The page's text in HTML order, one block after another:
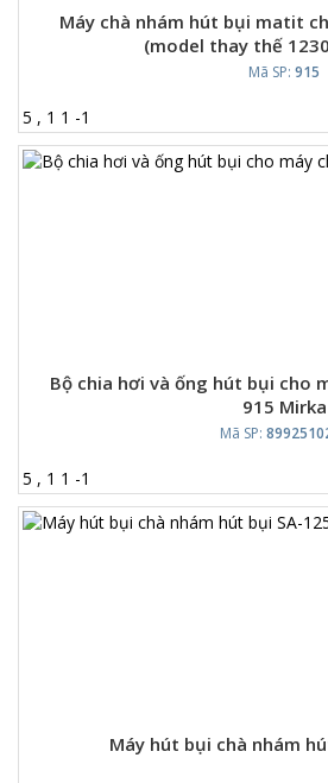
Máy chà nhám hút bụi matit
(model thay thế 1230
Mã SP: 915
5 , 1 1 -1
Bộ chia hơi và ống hút bụi cho
915 Mirka
Mã SP:
5 , 1 1 -1
Máy hút bụi chà nhám